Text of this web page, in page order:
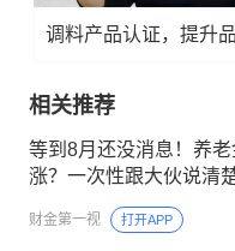
调料产品认证，提升
相关推荐
等到8月还没消息！养
涨？一次性跟大伙说清
财金第一视 打开APP